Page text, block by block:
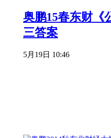
奥鹏15春东财《
三答案
5月19日 10:46